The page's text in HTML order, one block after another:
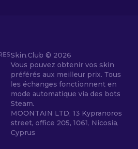
Skin.Club © 2026
Vous pouvez obtenir vos skin
préférés aux meilleur prix. Tous
les échanges fonctionnent en
mode automatique via des bots
Steam.
MOONTAIN LTD, 13 Kypranoros
street, office 205, 1061, Nicosia,
Cyprus